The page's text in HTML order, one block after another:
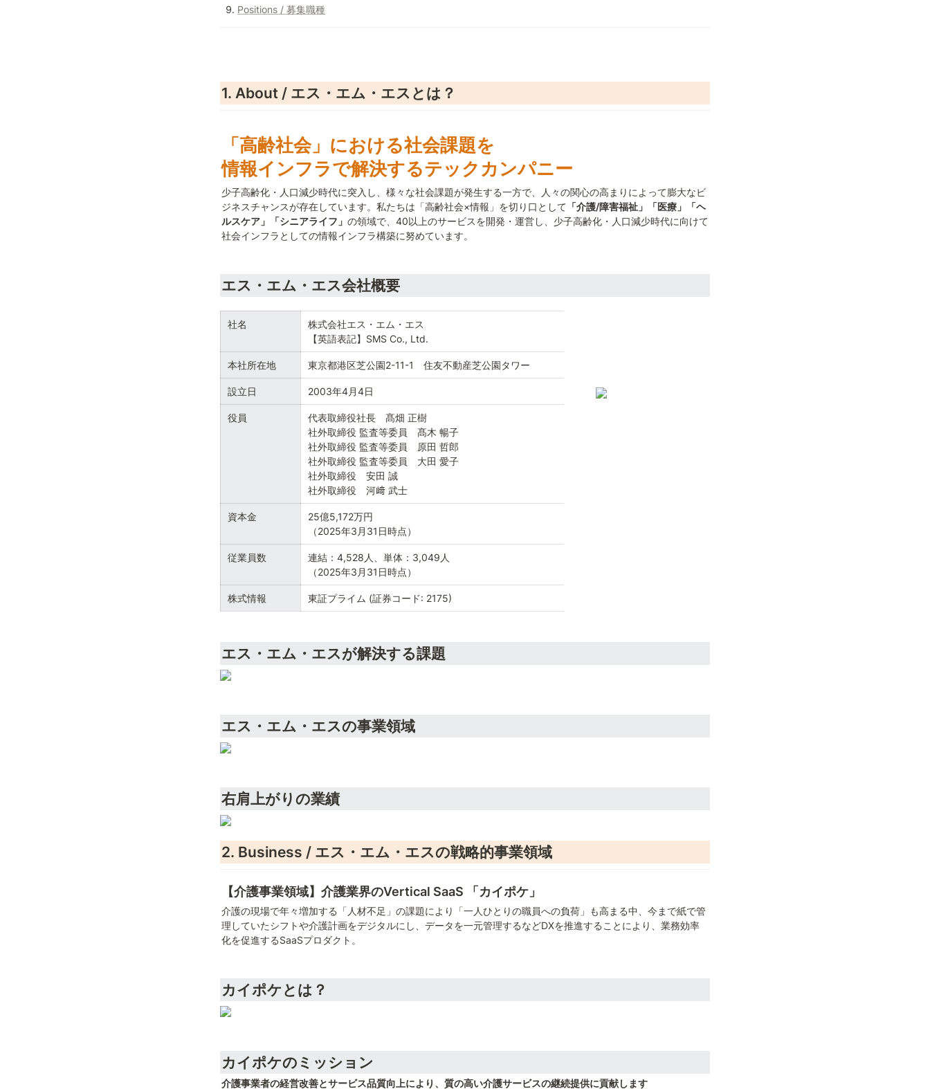
Positions / 募集職種
1. About / エス・エム・エスとは？
「高齢社会」における社会課題を
情報インフラで解決するテックカンパニー
少子高齢化・人口減少時代に突入し、様々な社会課題が発生する一方で、人々の関心の高まりによって膨大なビ
ジネスチャンスが存在しています。私たちは「高齢社会×情報」を切り口として 「介護/障害福祉」「医療」「ヘ
ルスケア」「シニアライフ」 の領域で、40以上のサービスを開発・運営し、少子高齢化・人口減少時代に向けて
社会インフラとしての情報インフラ構築に努めています。
エス・エム・エス会社概要
社名
株式会社エス・エム・エス
【英語表記】SMS Co., Ltd.
本社所在地 東京都港区芝公園2-11-1　住友不動産芝公園タワー
設立日 2003年4月4日
役員
代表取締役社長　髙畑 正樹
社外取締役 監査等委員　髙木 暢子
社外取締役 監査等委員　原田 哲郎
社外取締役 監査等委員　大田 愛子
社外取締役　安田 誠
社外取締役　河﨑 武士
資本金
25億5,172万円
（2025年3月31日時点）
従業員数
連結：4,528人、単体：3,049人
（2025年3月31日時点）
株式情報 東証プライム (証券コード: 2175)
エス・エム・エスが解決する課題
エス・エム・エスの事業領域
右肩上がりの業績
2. Business / エス・エム・エスの戦略的事業領域
【介護事業領域】介護業界のVertical SaaS 「カイポケ」
介護の現場で年々増加する「人材不足」の課題により「一人ひとりの職員への負荷」も高まる中、今まで紙で管
理していたシフトや介護計画をデジタルにし、データを一元管理するなどDXを推進することにより、業務効率
化を促進するSaaSプロダクト。
カイポケとは？
カイポケのミッション
介護事業者の経営改善とサービス品質向上により、質の高い介護サービスの継続提供に貢献します